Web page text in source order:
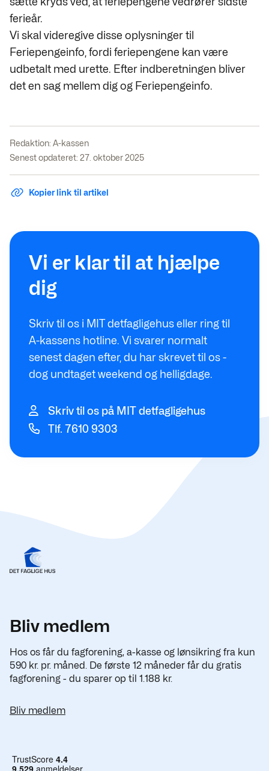
ferieår.
Vi skal videregive disse oplysninger til
Feriepengeinfo, fordi feriepengene kan være
udbetalt med urette. Efter indberetningen bliver
det en sag mellem dig og Feriepengeinfo.
Redaktion: A-kassen
Senest opdateret: 27. oktober 2025
Kopier link til artikel
Vi er klar til at hjælpe
dig
Skriv til os i MIT detfagligehus eller ring til
A-kassens hotline. Vi svarer normalt
senest dagen efter, du har skrevet til os -
dog undtaget weekend og helligdage.
Skriv til os på MIT detfagligehus
Tlf. 7610 9303
Bliv medlem
Hos os får du fagforening, a-kasse og lønsikring fra kun
590 kr. pr. måned. De første 12 måneder får du gratis
fagforening - du sparer op til 1.188 kr.
Bliv medlem